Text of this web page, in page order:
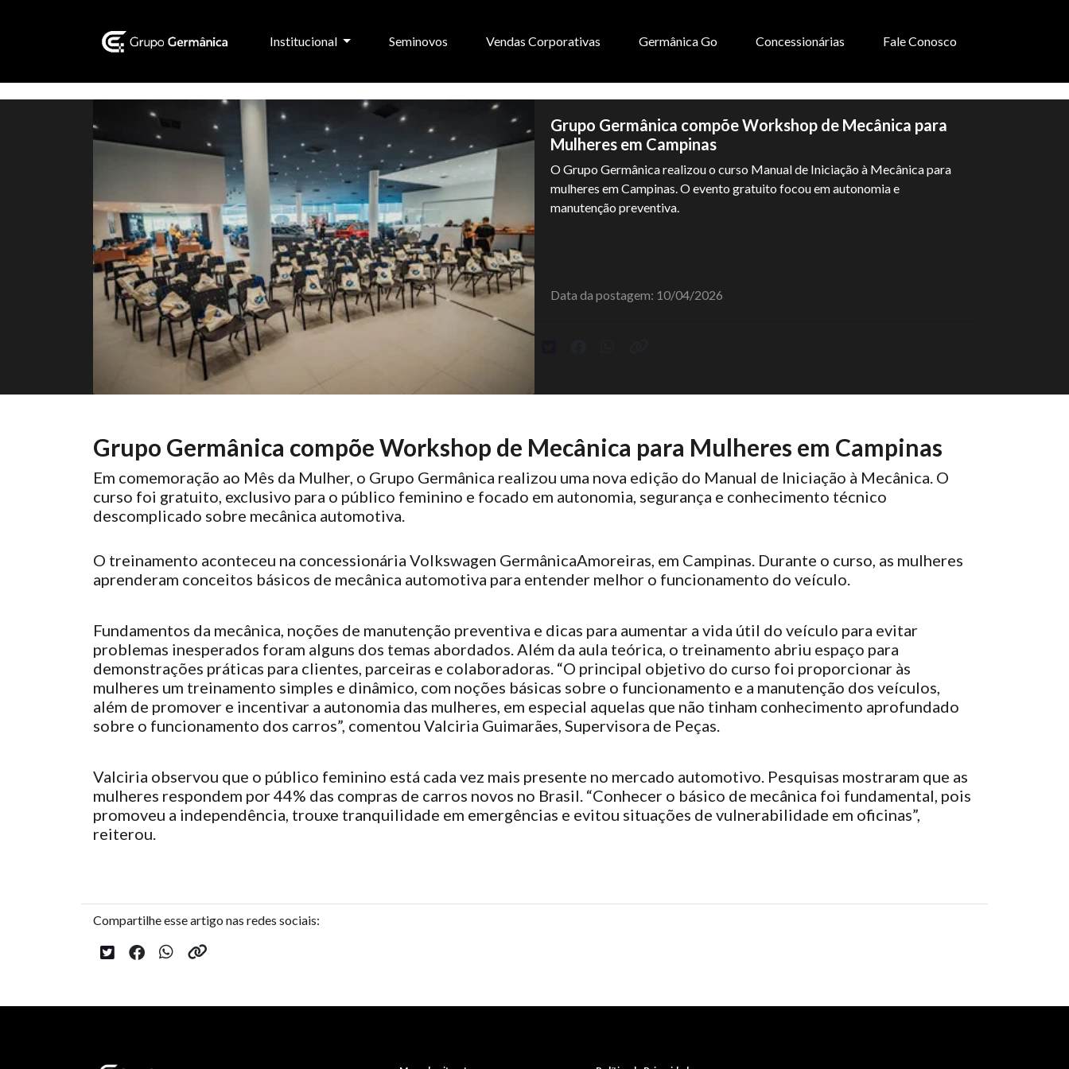
Institucional Seminovos Vendas Corporativas Germânica Go Concessionárias Fale Conosco
Grupo Germânica compõe Workshop de Mecânica para
Mulheres em Campinas
O Grupo Germânica realizou o curso Manual de Iniciação à Mecânica para
mulheres em Campinas. O evento gratuito focou em autonomia e
manutenção preventiva.
Data da postagem: 10/04/2026
Grupo Germânica compõe Workshop de Mecânica para Mulheres em Campinas
Em comemoração ao Mês da Mulher, o Grupo Germânica realizou uma nova edição do Manual de Iniciação à Mecânica. O
curso foi gratuito, exclusivo para o público feminino e focado em autonomia, segurança e conhecimento técnico
descomplicado sobre mecânica automotiva.
O treinamento aconteceu na concessionária Volkswagen GermânicaAmoreiras, em Campinas. Durante o curso, as mulheres
aprenderam conceitos básicos de mecânica automotiva para entender melhor o funcionamento do veículo.
Fundamentos da mecânica, noções de manutenção preventiva e dicas para aumentar a vida útil do veículo para evitar
problemas inesperados foram alguns dos temas abordados. Além da aula teórica, o treinamento abriu espaço para
demonstrações práticas para clientes, parceiras e colaboradoras. “O principal objetivo do curso foi proporcionar às
mulheres um treinamento simples e dinâmico, com noções básicas sobre o funcionamento e a manutenção dos veículos,
além de promover e incentivar a autonomia das mulheres, em especial aquelas que não tinham conhecimento aprofundado
sobre o funcionamento dos carros”, comentou Valciria Guimarães, Supervisora de Peças.
Valciria observou que o público feminino está cada vez mais presente no mercado automotivo. Pesquisas mostraram que as
mulheres respondem por 44% das compras de carros novos no Brasil. “Conhecer o básico de mecânica foi fundamental, pois
promoveu a independência, trouxe tranquilidade em emergências e evitou situações de vulnerabilidade em oficinas”,
reiterou.
Compartilhe esse artigo nas redes sociais: